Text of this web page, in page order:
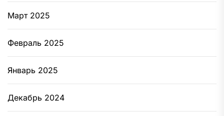
Март 2025
Февраль 2025
Январь 2025
Декабрь 2024